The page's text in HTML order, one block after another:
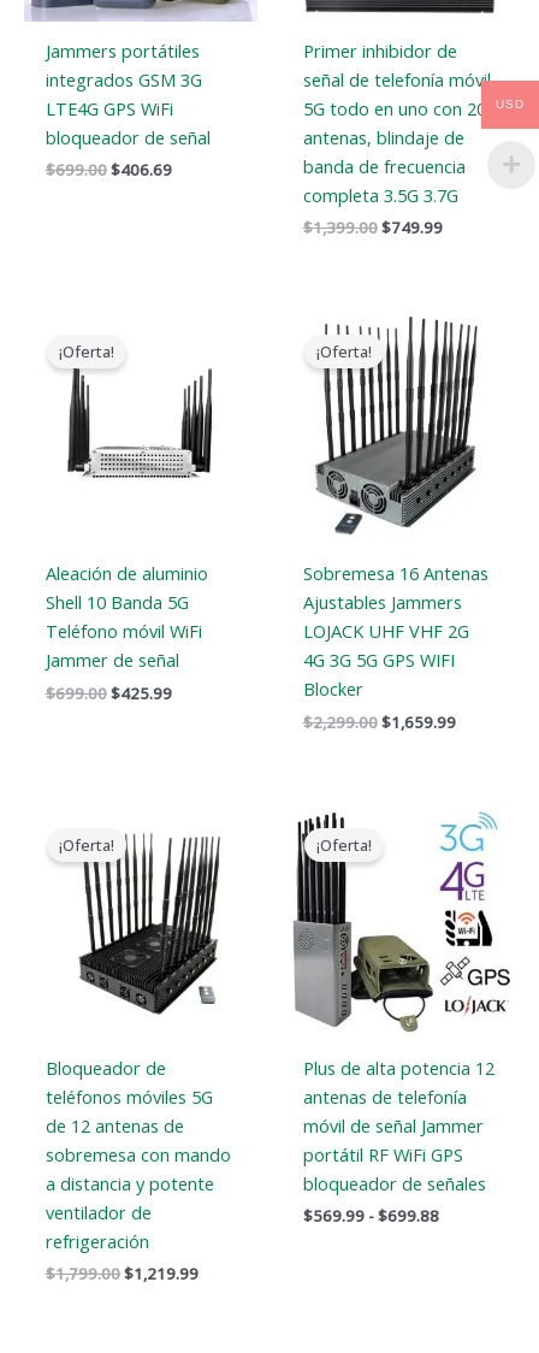
Jammers portátiles
integrados GSM 3G
LTE4G GPS WiFi
bloqueador de señal
$699.00$406.69
Primer inhibidor de
señal de telefonía móvil
5G todo en uno con 20
antenas, blindaje de
banda de frecuencia
completa 3.5G 3.7G
$1,399.00$749.99
¡Oferta!
Aleación de aluminio
Shell 10 Banda 5G
Teléfono móvil WiFi
Jammer de señal
$699.00
original
$425.99
es:
$425.99.
¡Oferta!
Sobremesa 16 Antenas
Ajustables Jammers
LOJACK UHF VHF 2G
4G 3G 5G GPS WIFI
Blocker
$2,299.00
precio
original
era:
$2,299.00.
$1,659.99
El
precio
actual
es:
$1,659.99.
¡Oferta!
Bloqueador de
teléfonos móviles 5G
de 12 antenas de
sobremesa con mando
a distancia y potente
ventilador de
refrigeración
$1,799.00
precio
original
era:
$1,799.00.
$1,219.99
precio
actual
es:
$1,219.99.
¡Oferta!
Plus de alta potencia 12
antenas de telefonía
móvil de señal Jammer
portátil RF WiFi GPS
bloqueador de señales
$569.99 -$699.88
Gama
de
precios:
$569.99
a
$699.88
USD